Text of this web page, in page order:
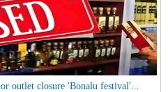
outlet closure 'Bonalu festival'...